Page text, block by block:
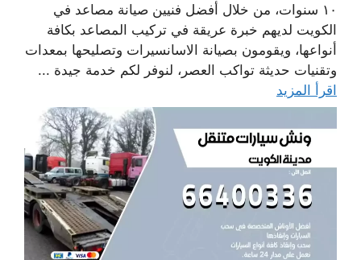
١٠ سنوات، من خلال أفضل فنيين صيانة مصاعد في
الكويت لديهم خبرة عريقة في تركيب المصاعد بكافة
أنواعها، ويقومون بصيانة الاسانسيرات وتصليحها بمعدات
وتقنيات حديثة تواكب العصر، لنوفر لكم خدمة جيدة ...
اقرأ المزيد